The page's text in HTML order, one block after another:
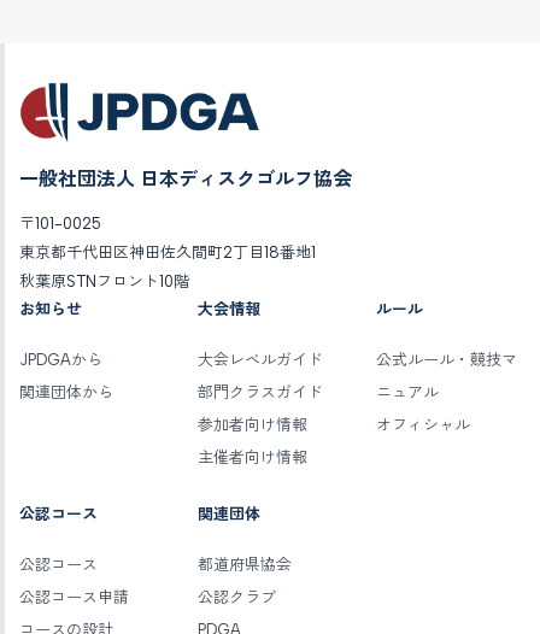
一般社団法人 日本ディスクゴルフ協会
〒101-0025
東京都千代田区神田佐久間町2丁目18番地1
秋葉原STNフロント10階
お知らせ
JPDGAから
関連団体から
大会情報
大会レベルガイド
部門クラスガイド
参加者向け情報
主催者向け情報
ルール
公式ルール・競技マ
ニュアル
オフィシャル
公認コース
公認コース
公認コース申請
コースの設計
関連団体
都道府県協会
公認クラブ
PDGA